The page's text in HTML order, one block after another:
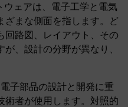
ウェアは、電子工学と電気
ざまな側面を指します。ど
回路図、レイアウト、その
、設計の分野が異なり、
子部品の設計と開発に重
術者が使用します。対照的